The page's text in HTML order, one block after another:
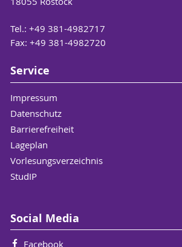
Tel.: +49 381-4982717
Fax: +49 381-4982720
Service
Impressum
Datenschutz
Barrierefreiheit
Lageplan
Vorlesungsverzeichnis
StudIP
Social Media
Facebook